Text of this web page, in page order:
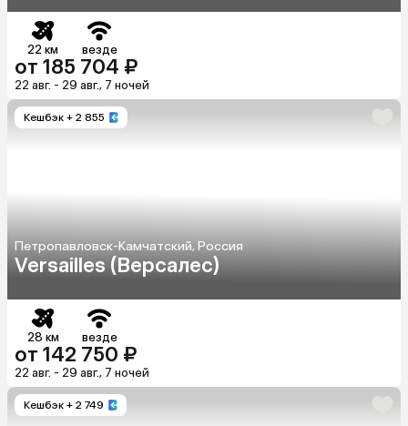
22 км везде
от 185 704 ₽
22 авг. - 29 авг., 7 ночей
Кешбэк + 2 855
Петропавловск-Камчатский, Россия
Versailles (Версалес)
28 км везде
от 142 750 ₽
22 авг. - 29 авг., 7 ночей
Кешбэк + 2 749